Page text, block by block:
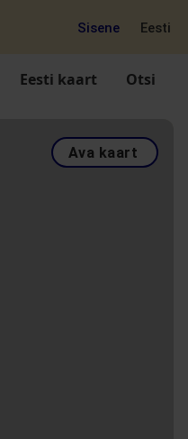
Sisene Eesti
Eesti kaart Otsi
Ava kaart